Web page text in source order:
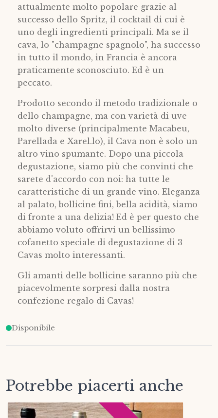
attualmente molto popolare grazie al
successo dello Spritz, il cocktail di cui è
uno degli ingredienti principali. Ma se il
cava, lo "champagne spagnolo", ha successo
in tutto il mondo, in Francia è ancora
praticamente sconosciuto. Ed è un
peccato.
Prodotto secondo il metodo tradizionale o
dello champagne, ma con varietà di uve
molto diverse (principalmente Macabeu,
Parellada e Xarel.lo), il Cava non è solo un
altro vino spumante. Dopo una piccola
degustazione, siamo più che convinti che
sarete d'accordo con noi: ha tutte le
caratteristiche di un grande vino. Eleganza
al palato, bollicine fini, bella acidità, siamo
di fronte a una delizia! Ed è per questo che
abbiamo voluto offrirvi un bellissimo
cofanetto speciale di degustazione di 3
Cavas molto interessanti.
Gli amanti delle bollicine saranno più che
piacevolmente sorpresi dalla nostra
confezione regalo di Cavas!
Disponibile
Potrebbe piacerti anche